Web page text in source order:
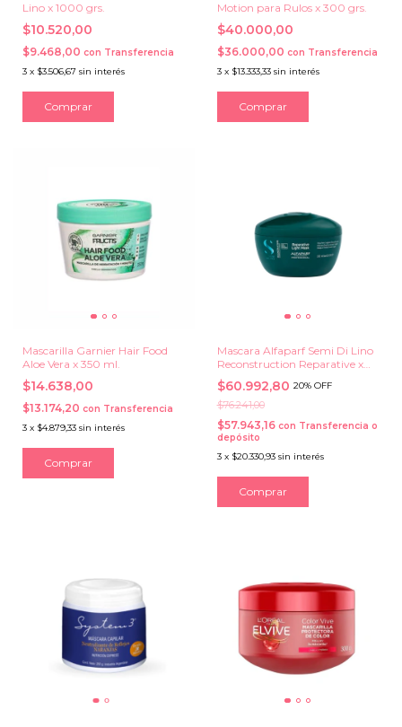
Lino x 1000 grs.
$10.520,00
$9.468,00 con Transferencia
3 x $3.506,67 sin interés
Motion para Rulos x 300 grs.
$40.000,00
$36.000,00 con Transferencia
3 x $13.333,33 sin interés
Mascarilla Garnier Hair Food
Aloe Vera x 350 ml.
$14.638,00
$13.174,20 con Transferencia
3 x $4.879,33 sin interés
Mascara Alfaparf Semi Di Lino
Reconstruction Reparative x
200 ml.
$60.992,80 20% OFF
$76.241,00
$57.943,16 con Transferencia o
depósito
3 x $20.330,93 sin interés